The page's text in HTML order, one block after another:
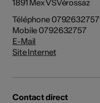
1891 Mex VSVérossaz
Téléphone 0792632757
Mobile 0792632757
E-Mail
Site Internet
Contact direct